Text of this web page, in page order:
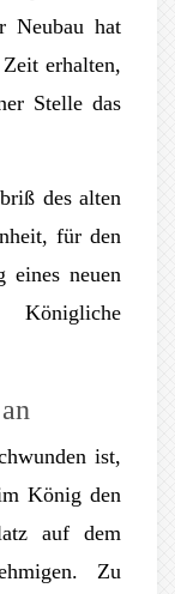
Neubau hat
erhalten,
Stelle das
des alten
für den
eines neuen
Königliche
ist,
König den
auf dem
Zu